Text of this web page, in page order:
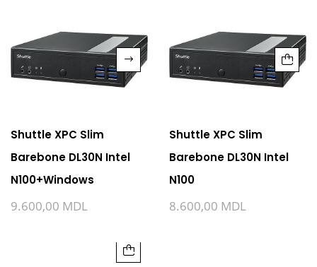
Shuttle XPC Slim
Barebone DL30N Intel
N100+Windows
9.600,00 MDL
Shuttle XPC Slim
Barebone DL30N Intel
N100
8.600,00 MDL